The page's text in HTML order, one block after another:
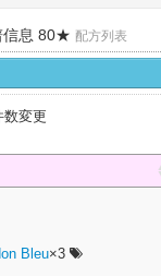
信息 80★ 配方列表
数変更
Bleu×3